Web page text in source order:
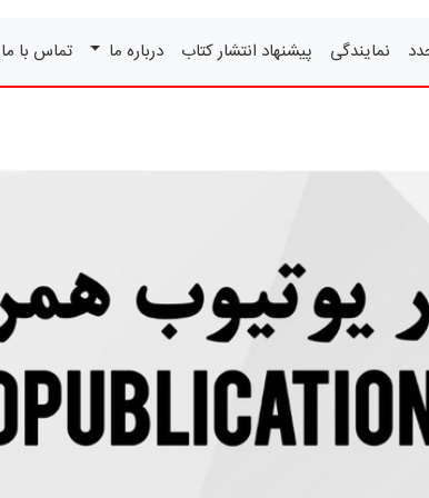
نمایندگی پیشنهاد انتشار کتاب درباره ما تماس با